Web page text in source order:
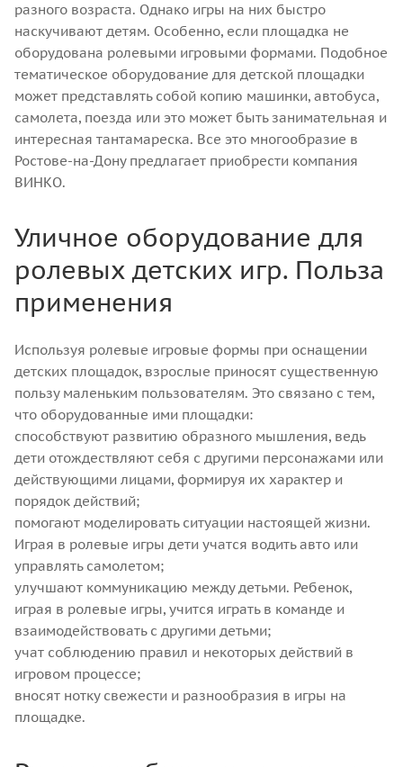
разного возраста. Однако игры на них быстро
наскучивают детям. Особенно, если площадка не
оборудована ролевыми игровыми формами. Подобное
тематическое оборудование для детской площадки
может представлять собой копию машинки, автобуса,
самолета, поезда или это может быть занимательная и
интересная тантамареска. Все это многообразие в
Ростове-на-Дону предлагает приобрести компания
ВИНКО.
Уличное оборудование для
ролевых детских игр. Польза
применения
Используя ролевые игровые формы при оснащении
детских площадок, взрослые приносят существенную
пользу маленьким пользователям. Это связано с тем,
что оборудованные ими площадки:
способствуют развитию образного мышления, ведь
дети отождествляют себя с другими персонажами или
действующими лицами, формируя их характер и
порядок действий;
помогают моделировать ситуации настоящей жизни.
Играя в ролевые игры дети учатся водить авто или
управлять самолетом;
улучшают коммуникацию между детьми. Ребенок,
играя в ролевые игры, учится играть в команде и
взаимодействовать с другими детьми;
учат соблюдению правил и некоторых действий в
игровом процессе;
вносят нотку свежести и разнообразия в игры на
площадке.